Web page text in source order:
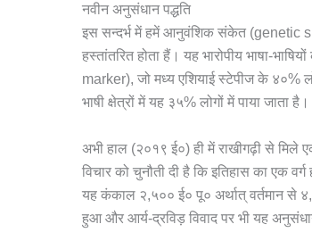
नवीन अनुसंधान पद्धति
इस सन्दर्भ में हमें आनुवंशिक संकेत (genetic
हस्तांतरित होता हैं। यह भारोपीय भाषा-
marker), जो मध्य एशियाई स्टेपीज के ४०%
भाषी क्षेत्रों में यह ३५% लोगों में पाया जाता
अभी हाल (२०१९ ई०) ही में राखीगढ़ी से मिले
विचार को चुनौती दी है कि इतिहास का एक
यह कंकाल २,५०० ई० पू० अर्थात् वर्तमान से
हुआ और आर्य-द्रविड़ विवाद पर भी यह